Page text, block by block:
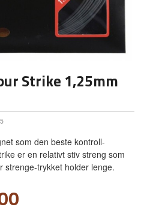
Strike 1,25mm
som den beste kontroll-
er en relativt stiv streng som
strenge-trykket holder lenge.